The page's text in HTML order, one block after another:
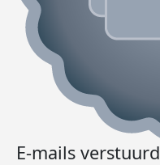
E-mails verstuurd